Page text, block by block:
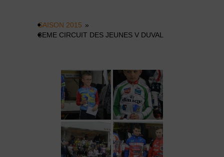
SAISON 2015 »
3EME CIRCUIT DES JEUNES V DUVAL